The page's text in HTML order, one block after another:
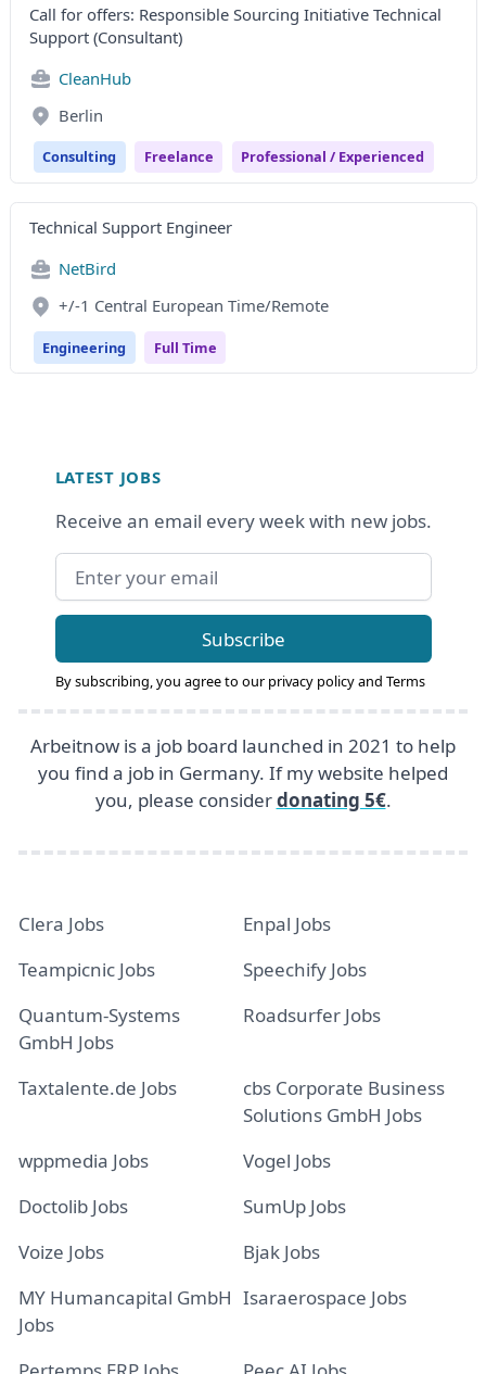
Call for offers: Responsible Sourcing Initiative Technical
Support (Consultant)
CleanHub
Berlin
Consulting Freelance Professional / Experienced
Technical Support Engineer
NetBird
+/-1 Central European Time/Remote
Engineering Full Time
LATEST JOBS
Receive an email every week with new jobs.
Email address
Subscribe
By subscribing, you agree to our privacy policyand Terms
Arbeitnow is a job board launched in 2021 to help
you find a job in Germany. If my website helped
you, please considerdonating 5€.
Clera Jobs
Enpal Jobs
Teampicnic Jobs
Speechify Jobs
Quantum-Systems
GmbH Jobs
Roadsurfer Jobs
Taxtalente.de Jobs
cbs Corporate Business
Solutions GmbH Jobs
wppmedia Jobs
Vogel Jobs
Doctolib Jobs
SumUp Jobs
Voize Jobs
Bjak Jobs
MY Humancapital GmbH
Jobs
Isaraerospace Jobs